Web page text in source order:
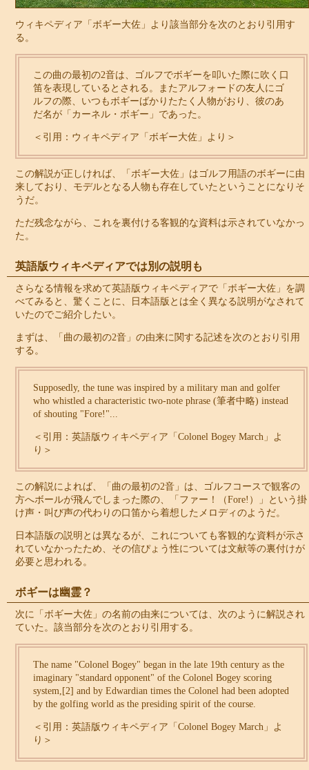
ウィキペディア「 ボギー大佐 」より該当部分を次のとおり引用す
る。
この曲の最初の2音は、ゴルフでボギーを叩いた際に吹く口
笛を表現しているとされる。またアルフォードの友人にゴ
ルフの際、いつもボギーばかりたたく人物がおり、彼のあ
だ名が「カーネル・ボギー」であった。
＜引用：ウィキペディア「 ボギー大佐 」より＞
この解説が正しければ、「 ボギー大佐 」はゴルフ用語のボギーに由
来しており、モデルとなる人物も存在していたということになりそ
うだ。
ただ残念ながら、これを裏付ける客観的な資料は示されていなかっ
た。
英語版ウィキペディアでは別の説明も
さらなる情報を求めて英語版ウィキペディアで「 ボギー大佐 」を調
べてみると、驚くことに、日本語版とは全く異なる説明がなされて
いたのでご紹介したい。
まずは、「曲の最初の2音」の由来に関する記述を次のとおり引用
する。
Supposedly, the tune was inspired by a military man and golfer
who whistled a characteristic two-note phrase (筆者中略) instead
of shouting "Fore!"...
＜引用：英語版ウィキペディア「Colonel Bogey March」よ
り＞
この解説によれば、「曲の最初の2音」は、ゴルフコースで観客の
方へボールが飛んでしまった際の、「ファー！（Fore!）」という掛
け声・叫び声の代わりの口笛から着想したメロディのようだ。
日本語版の説明とは異なるが、これについても客観的な資料が示さ
れていなかったため、その信ぴょう性については文献等の裏付けが
必要と思われる。
ボギーは幽霊？
次に「ボギー大佐」の名前の由来については、次のように解説され
ていた。該当部分を次のとおり引用する。
The name "Colonel Bogey" began in the late 19th century as the
imaginary "standard opponent" of the Colonel Bogey scoring
system,[2] and by Edwardian times the Colonel had been adopted
by the golfing world as the presiding spirit of the course.
＜引用：英語版ウィキペディア「Colonel Bogey March」よ
り＞